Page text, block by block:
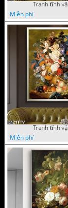
Miễn phí
Miễn phí